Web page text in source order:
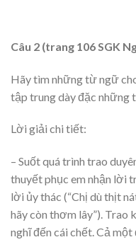
Câu 2 (trang 106 SGK
Hãy tìm những từ ngữ
tập trung dày đặc những
Lời giải chi tiết:
– Suốt quá trình trao
thuyết phục em nhận lời
lời ủy thác (“Chị dù thịt
hãy còn thơm lây”). Trao
nghĩ đến cái chết. Cả một